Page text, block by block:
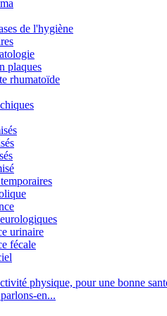
de l'hygiène
plaques
rhumatoïde
urinaire
fécale
physique, pour une bonne
en...